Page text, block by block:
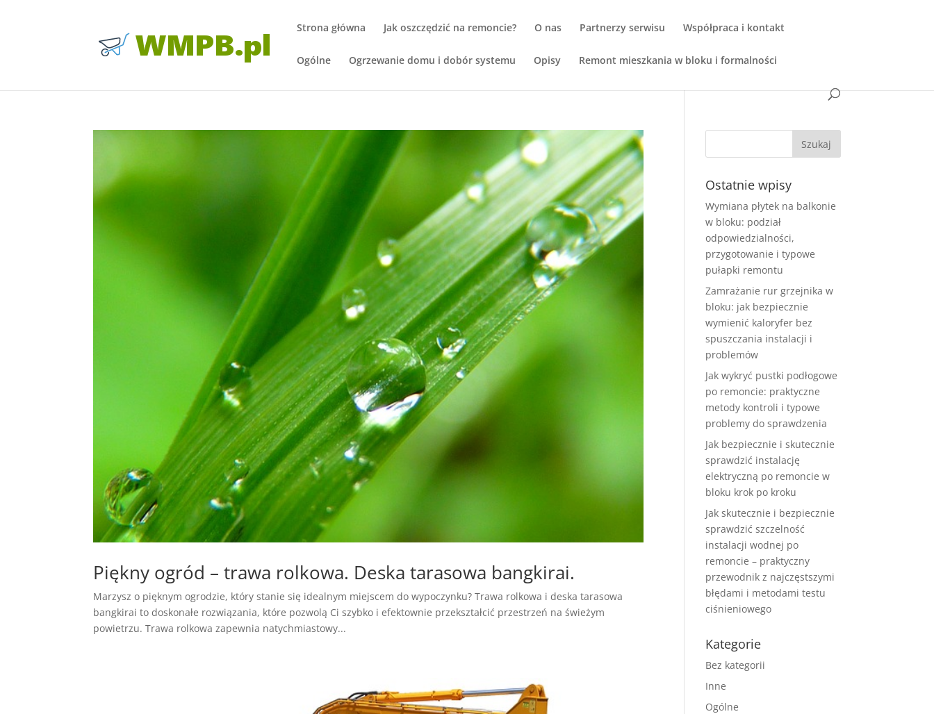
Strona główna Jak oszczędzić na remoncie? O nas Partnerzy serwisu Współpraca i kontakt
Ogólne Ogrzewanie domu i dobór systemu Opisy Remont mieszkania w bloku i formalności
Piękny ogród – trawa rolkowa. Deska tarasowa bangkirai.
Marzysz o pięknym ogrodzie, który stanie się idealnym miejscem do wypoczynku? Trawa rolkowa i deska tarasowa
bangkirai to doskonałe rozwiązania, które pozwolą Ci szybko i efektownie przekształcić przestrzeń na świeżym
powietrzu. Trawa rolkowa zapewnia natychmiastowy...
Ostatnie wpisy
Wymiana płytek na balkonie
w bloku: podział
odpowiedzialności,
przygotowanie i typowe
pułapki remontu
Zamrażanie rur grzejnika w
bloku: jak bezpiecznie
wymienić kaloryfer bez
spuszczania instalacji i
problemów
Jak wykryć pustki podłogowe
po remoncie: praktyczne
metody kontroli i typowe
problemy do sprawdzenia
Jak bezpiecznie i skutecznie
sprawdzić instalację
elektryczną po remoncie w
bloku krok po kroku
Jak skutecznie i bezpiecznie
sprawdzić szczelność
instalacji wodnej po
remoncie – praktyczny
przewodnik z najczęstszymi
błędami i metodami testu
ciśnieniowego
Kategorie
Bez kategorii
Inne
Ogólne